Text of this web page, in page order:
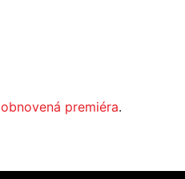
obnovená premiéra.